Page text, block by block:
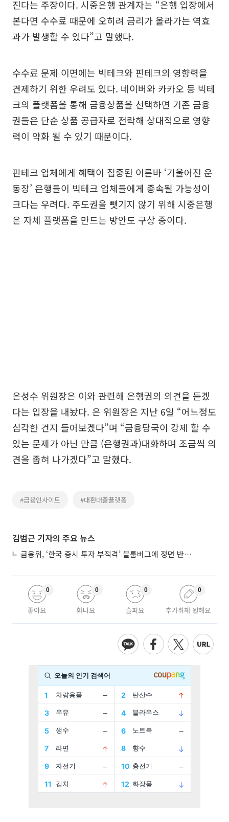
진다는 주장이다. 시중은행 관계자는 “은행 입장에서
본다면 수수료 때문에 오히려 금리가 올라가는 역효
과가 발생할 수 있다”고 말했다.
수수료 문제 이면에는 빅테크와 핀테크의 영향력을
견제하기 위한 우려도 있다. 네이버와 카카오 등 빅테
크의 플랫폼을 통해 금융상품을 선택하면 기존 금융
권들은 단순 상품 공급자로 전락해 상대적으로 영향
력이 약화 될 수 있기 때문이다.
핀테크 업체에게 혜택이 집중된 이른바 ‘기울어진 운
동장’ 은행들이 빅테크 업체들에게 종속될 가능성이
크다는 우려다. 주도권을 뺏기지 않기 위해 시중은행
은 자체 플랫폼을 만드는 방안도 구상 중이다.
은성수 위원장은 이와 관련해 은행권의 의견을 듣겠
다는 입장을 내놨다. 은 위원장은 지난 6일 “어느정도
심각한 건지 들어보겠다”며 “금융당국이 강제 할 수
있는 문제가 아닌 만큼 (은행권과)대화하며 조금씩 의
견을 좁혀 나가겠다”고 말했다.
#금융인사이트 #대환대출플랫폼
김범근 기자의 주요 뉴스
금융위, ‘한국 증시 투자 부적격’ 블룸버그에 정면 반박…“근거 불분명”
좋아요
0
화나요
0
슬퍼요
0
추가취재 원해요
0